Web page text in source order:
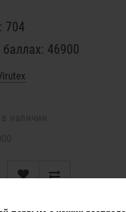
704
46900